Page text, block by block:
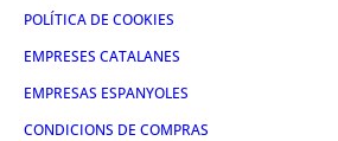
POLÍTICA DE COOKIES
EMPRESES CATALANES
EMPRESAS ESPANYOLES
CONDICIONS DE COMPRAS